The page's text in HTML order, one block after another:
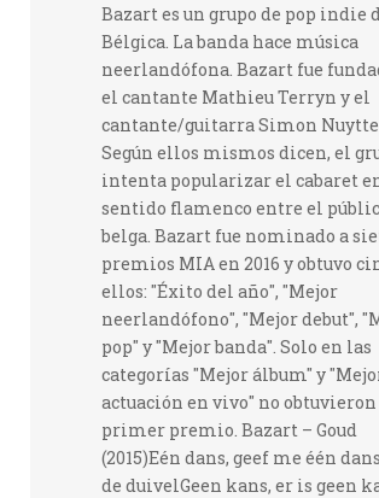
Bazart es un grupo de pop indie
Bélgica. La banda hace música
neerlandófona. Bazart fue
el cantante Mathieu Terryn y el
cantante/guitarra Simon
Según ellos mismos dicen, el
intenta popularizar el cabaret
sentido flamenco entre el
belga. Bazart fue nominado a
premios MIA en 2016 y obtuvo
ellos: "Éxito del año", "Mejor
neerlandófono", "Mejor debut",
pop" y "Mejor banda". Solo en las
categorías "Mejor álbum" y
actuación en vivo" no
primer premio. Bazart – Goud
(2015)Eén dans, geef me één
de duivelGeen kans, er is geen